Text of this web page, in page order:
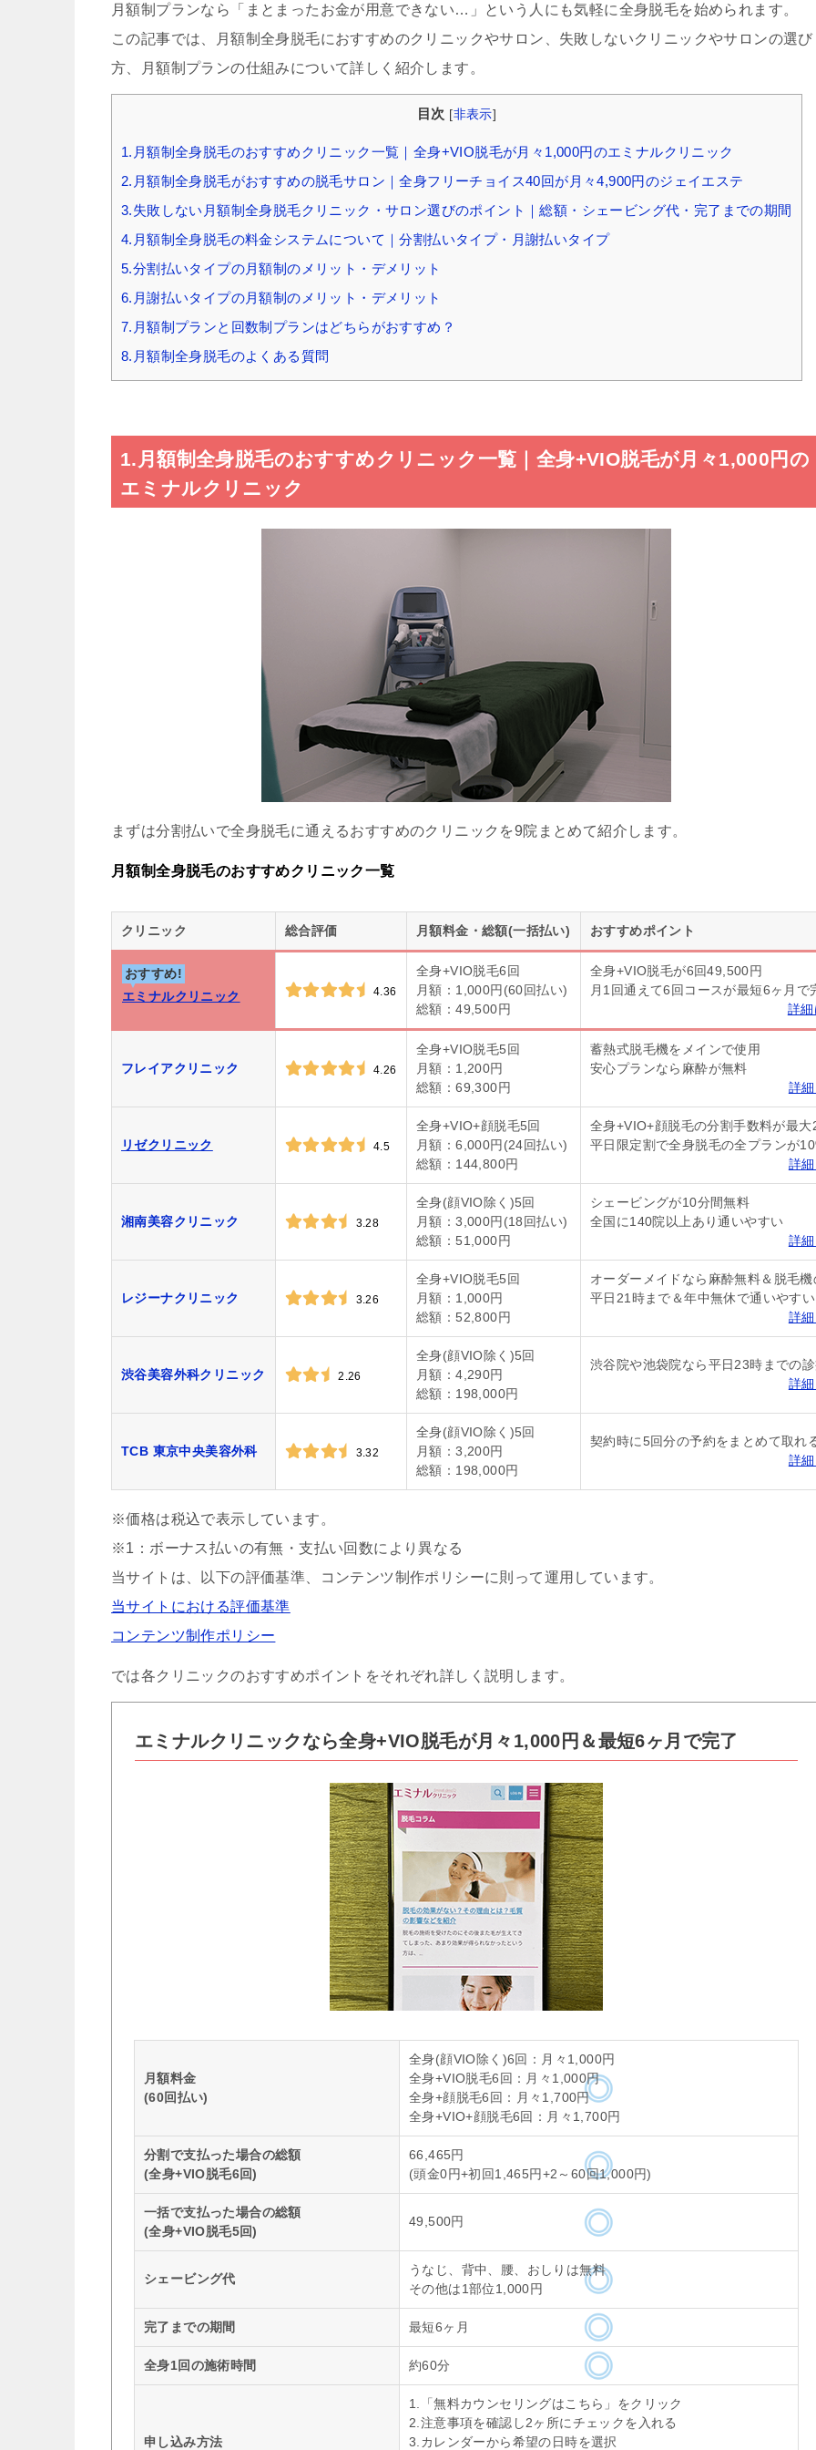
月額制プランなら「まとまったお金が用意できない…」という人にも気軽に全身脱毛を始められます。
この記事では、月額制全身脱毛におすすめのクリニックやサロン、失敗しないクリニックやサロンの選び
方、月額制プランの仕組みについて詳しく紹介します。
目次 [非表示]
1.月額制全身脱毛のおすすめクリニック一覧｜全身+VIO脱毛が月々1,000円のエミナルクリニック
2.月額制全身脱毛がおすすめの脱毛サロン｜全身フリーチョイス40回が月々4,900円のジェイエステ
3.失敗しない月額制全身脱毛クリニック・サロン選びのポイント｜総額・シェービング代・完了までの期間
4.月額制全身脱毛の料金システムについて｜分割払いタイプ・月謝払いタイプ
5.分割払いタイプの月額制のメリット・デメリット
6.月謝払いタイプの月額制のメリット・デメリット
7.月額制プランと回数制プランはどちらがおすすめ？
8.月額制全身脱毛のよくある質問
1.月額制全身脱毛のおすすめクリニック一覧｜全身+VIO脱毛が月々1,000円の
エミナルクリニック
まずは分割払いで全身脱毛に通えるおすすめのクリニックを9院まとめて紹介します。
月額制全身脱毛のおすすめクリニック一覧
クリニック 総合評価 月額料金・総額(一括払い) おすすめポイント
おすすめ!
エミナルクリニック
4.36
全身+VIO脱毛6回
月額：1,000円(60回払い)
総額：49,500円
全身+VIO脱毛が6回49,500円
月1回通えて6回コースが最短6ヶ月で
詳細
フレイアクリニック 4.26
全身+VIO脱毛5回
月額：1,200円
総額：69,300円
蓄熱式脱毛機をメインで使用
安心プランなら麻酔が無料
詳細
リゼクリニック 4.5
全身+VIO+顔脱毛5回
月額：6,000円(24回払い)
総額：144,800円
全身+VIO+顔脱毛の分割手数料が最大
平日限定割で全身脱毛の全プランが
詳細
湘南美容クリニック 3.28
全身(顔VIO除く)5回
月額：3,000円(18回払い)
総額：51,000円
シェービングが10分間無料
全国に140院以上あり通いやすい
詳細
レジーナクリニック 3.26
全身+VIO脱毛5回
月額：1,000円
総額：52,800円
オーダーメイドなら麻酔無料＆脱毛機
平日21時まで＆年中無休で通いやすい
詳細
渋谷美容外科クリニック 2.26
全身(顔VIO除く)5回
月額：4,290円
総額：198,000円
渋谷院や池袋院なら平日23時までの診
詳細
TCB 東京中央美容外科 3.32
全身(顔VIO除く)5回
月額：3,200円
総額：198,000円
契約時に5回分の予約をまとめて取れ
詳細
※価格は税込で表示しています。
※1：ボーナス払いの有無・支払い回数により異なる
当サイトは、以下の評価基準、コンテンツ制作ポリシーに則って運用しています。
当サイトにおける評価基準
コンテンツ制作ポリシー
では各クリニックのおすすめポイントをそれぞれ詳しく説明します。
エミナルクリニックなら全身+VIO脱毛が月々1,000円＆最短6ヶ月で完了
月額料金
(60回払い)
全身(顔VIO除く)6回：月々1,000円
全身+VIO脱毛6回：月々1,000円
全身+顔脱毛6回：月々1,700円
全身+VIO+顔脱毛6回：月々1,700円
分割で支払った場合の総額
(全身+VIO脱毛6回)
66,465円
(頭金0円+初回1,465円+2～60回1,000円)
一括で支払った場合の総額
(全身+VIO脱毛5回)
49,500円
シェービング代
うなじ、背中、腰、おしりは無料
その他は1部位1,000円
完了までの期間 最短6ヶ月
全身1回の施術時間 約60分
申し込み方法
1.「無料カウンセリングはこちら」をクリック
2.注意事項を確認し2ヶ所にチェックを入れる
3.カレンダーから希望の日時を選択